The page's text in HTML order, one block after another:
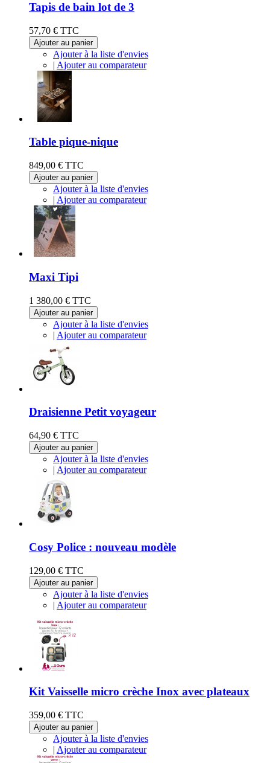
Tapis de bain lot de 3
57,70 € TTC
Ajouter au panier
Ajouter à la liste d'envies
| Ajouter au comparateur
Table pique-nique
849,00 € TTC
Ajouter au panier
Ajouter à la liste d'envies
| Ajouter au comparateur
Maxi Tipi
1 380,00 € TTC
Ajouter au panier
Ajouter à la liste d'envies
| Ajouter au comparateur
Draisienne Petit voyageur
64,90 € TTC
Ajouter au panier
Ajouter à la liste d'envies
| Ajouter au comparateur
Cosy Police : nouveau modèle
129,00 € TTC
Ajouter au panier
Ajouter à la liste d'envies
| Ajouter au comparateur
Kit Vaisselle micro crèche Inox avec plateaux
359,00 € TTC
Ajouter au panier
Ajouter à la liste d'envies
| Ajouter au comparateur